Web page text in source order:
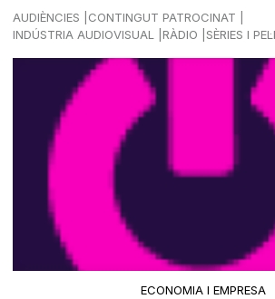
AUDIÈNCIES
CONTINGUT PATROCINAT
INDÚSTRIA AUDIOVISUAL
RÀDIO SÈRIES I
ECONOMIA I EMPRESA